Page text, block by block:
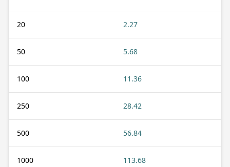
20 2.27
50 5.68
100 11.36
250 28.42
500 56.84
1000 113.68